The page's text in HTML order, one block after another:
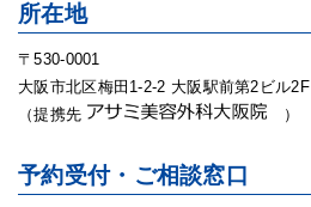
所在地
〒530-0001
大阪市北区梅田1-2-2 大阪駅前第2ビル2F
（提携先
）
予約受付・ご相談窓口